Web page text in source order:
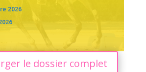
2026
le dossier complet